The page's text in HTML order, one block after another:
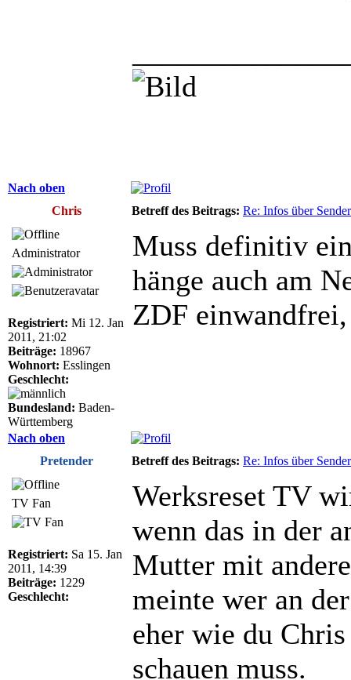
Nach oben
Chris
Betreff des Beitrags: Re: Infos über
Administrator
Registriert: Mi 12. Jan
2011, 21:02
Beiträge: 18967
Wohnort: Esslingen
Geschlecht:
Bundesland: Baden-
Württemberg
Muss definitiv
hänge auch am
ZDF
Nach oben
Pretender
Betreff des Beitrags: Re: Infos über
TV Fan
Registriert: Sa 15. Jan
2011, 14:39
Beiträge: 1229
Geschlecht:
Werksreset TV
wenn das in der
Mutter mit
meinte wer an
eher wie du
schauen muss.